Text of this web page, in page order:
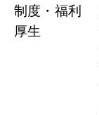
制度・福利
厚生